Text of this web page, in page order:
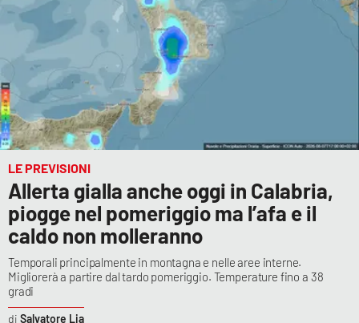
LE PREVISIONI
Allerta gialla anche oggi in Calabria,
piogge nel pomeriggio ma l’afa e il
caldo non molleranno
Temporali principalmente in montagna e nelle aree interne.
Migliorerà a partire dal tardo pomeriggio. Temperature fino a 38
gradi
Salvatore Lia